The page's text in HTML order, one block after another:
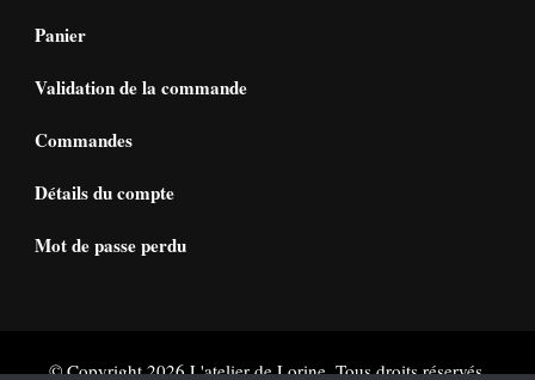
Panier
Validation de la commande
Commandes
Détails du compte
Mot de passe perdu
© Copyright 2026L'atelier de Lorine. Tous droits réservés.